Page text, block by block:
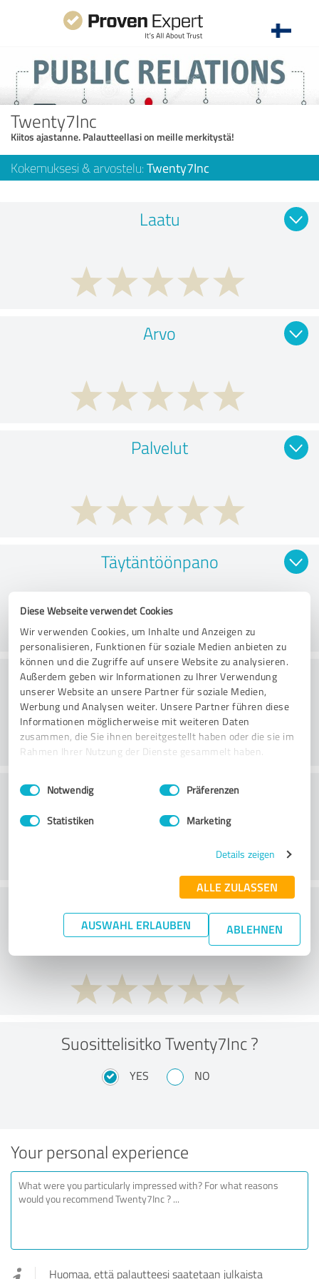
Diese Webseite verwendet Cookies
Wir verwenden Cookies, um Inhalte und Anzeigen zu
personalisieren, Funktionen für soziale Medien anbieten zu
können und die Zugriffe auf unsere Website zu analysieren.
Außerdem geben wir Informationen zu Ihrer Verwendung
unserer Website an unsere Partner für soziale Medien,
Werbung und Analysen weiter. Unsere Partner führen diese
Informationen möglicherweise mit weiteren Daten
zusammen, die Sie ihnen bereitgestellt haben oder die sie im
Rahmen Ihrer Nutzung der Dienste gesammelt haben.
Impressum Datenschutzbestimmungen
Einwilligungsauswahl
Notwendig Präferenzen
Statistiken Marketing
Details zeigen
ALLE ZULASSEN
AUSWAHL ERLAUBEN ABLEHNEN
Twenty7Inc
Kiitos ajastanne. Palautteellasi on meille merkitystä!
Kokemuksesi & arvostelu: Twenty7Inc
Laatu
Arvo
Palvelut
Täytäntöönpano
Konsultointi
Asiakaspalvelu
What do you think of the price to
performance ratio?
Suosittelisitko Twenty7Inc ?
YES NO
Your personal experience
Huomaa, että palautteesi saatetaan julkaista